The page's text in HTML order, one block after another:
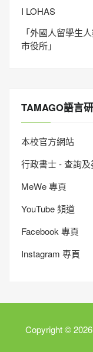
I LOHAS
「外國人留學生
市役所」
TAMAGO語言
本校官方網站
行政書士 - 查詢
MeWe 專頁
YouTube 頻道
Facebook 專頁
Instagram 專頁
Copyright ©